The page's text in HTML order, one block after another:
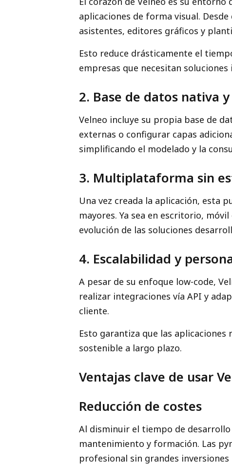
aplicaciones de forma visual.
asistentes, editores gráficos y
Esto reduce drásticamente el
empresas que necesitan soluciones
2. Base de datos nativa
Velneo incluye su propia base de
externas o configurar capas
simplificando el modelado y la
3. Multiplataforma sin
Una vez creada la aplicación, esta
mayores. Ya sea en escritorio,
evolución de las soluciones
4. Escalabilidad y
A pesar de su enfoque low-code,
realizar integraciones vía API y
cliente.
Esto garantiza que las
sostenible a largo plazo.
Ventajas clave de usar
Reducción de costes
Al disminuir el tiempo de
mantenimiento y formación. Las
profesional sin grandes inversiones